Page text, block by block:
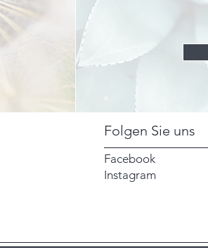
Folgen Sie uns
Facebook
Instagram